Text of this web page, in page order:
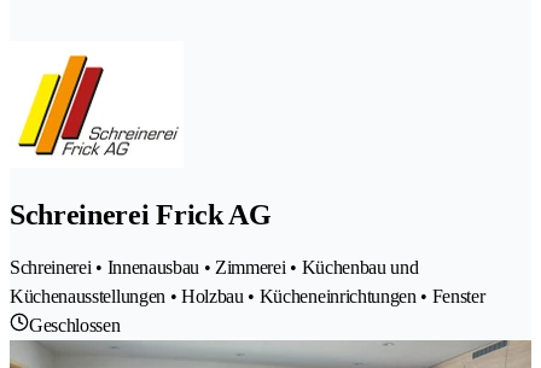
Schreinerei Frick AG
Schreinerei • Innenausbau • Zimmerei • Küchenbau und
Küchenausstellungen • Holzbau • Kücheneinrichtungen • Fenster
Geschlossen